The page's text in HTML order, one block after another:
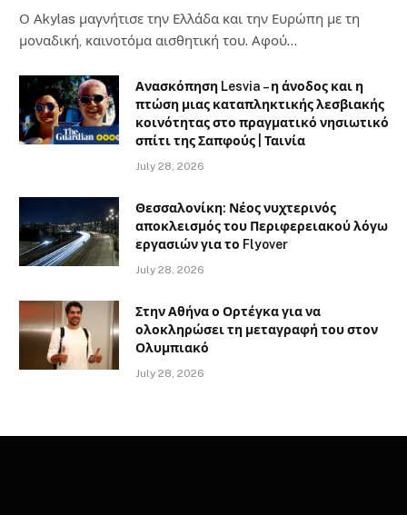
Ο Αkylas μαγνήτισε την Ελλάδα και την Ευρώπη με τη
μοναδική, καινοτόμα αισθητική του. Αφού…
Ανασκόπηση Lesvia – η άνοδος και η
πτώση μιας καταπληκτικής λεσβιακής
κοινότητας στο πραγματικό νησιωτικό
σπίτι της Σαπφούς | Ταινία
July 28, 2026
Θεσσαλονίκη: Νέος νυχτερινός
αποκλεισμός του Περιφερειακού λόγω
εργασιών για το Flyover
July 28, 2026
Στην Αθήνα ο Ορτέγκα για να
ολοκληρώσει τη μεταγραφή του στον
Ολυμπιακό
July 28, 2026